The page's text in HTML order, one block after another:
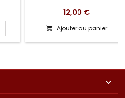
Prix
12,00 €
 Ajouter au panier
